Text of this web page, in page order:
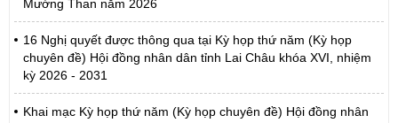
Mường Than năm 2026
16 Nghị quyết được thông qua tại Kỳ họp thứ năm (Kỳ họp
chuyên đề) Hội đồng nhân dân tỉnh Lai Châu khóa XVI, nhiệm
kỳ 2026 - 2031
Khai mạc Kỳ họp thứ năm (Kỳ họp chuyên đề) Hội đồng nhân